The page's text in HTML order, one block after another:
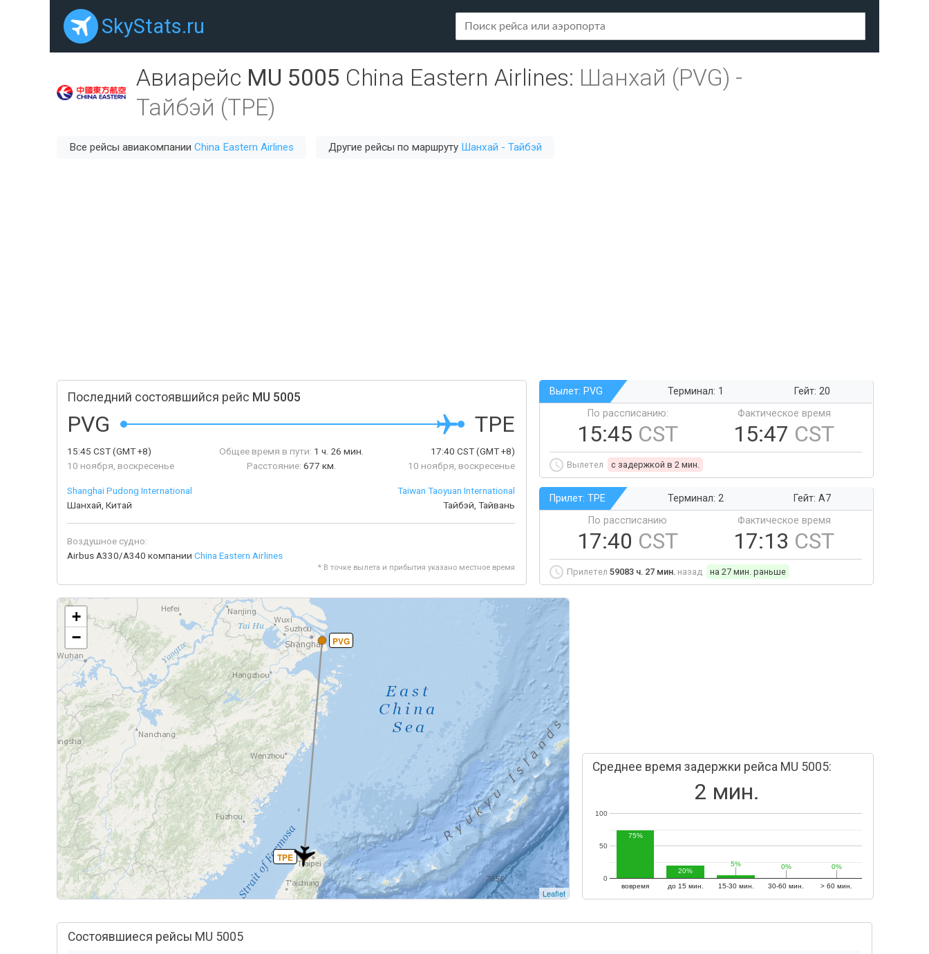
SkyStats.ru
Авиарейс MU 5005 China Eastern Airlines: Шанхай (PVG) -
Тайбэй (TPE)
Все рейсы авиакомпании China Eastern Airlines Другие рейсы по маршруту Шанхай - Тайбэй
Последний состоявшийся рейс MU 5005
PVG TPE
15:45 CST(GMT +8)
10 ноября, воскресенье
Общее время в пути: 1 ч. 26 мин.
Расстояние: 677 км.
17:40 CST(GMT +8)
10 ноября, воскресенье
Shanghai Pudong International
Шанхай, Китай
Taiwan Taoyuan International
Тайбэй, Тайвань
Воздушное судно:
Airbus A330/A340 компании China Eastern Airlines
* В точке вылета и прибытия указано местное время
Вылет: PVG Терминал: 1
Гейт: 20
По рассписанию:
15:45 CST
Фактическое время
15:47 CST
Вылетел c задержкой в 2 мин.
Прилет: TPE Терминал: 2
Гейт: A7
По рассписанию
17:40 CST
Фактическое время
17:13 CST
Прилетел 59083 ч. 27 мин. назад на 27 мин. раньше
PVG
TPE
+
−
Leaflet
Среднее время задержки рейса MU 5005:
2 мин.
вовремя до 15 мин. 15-30 мин. 30-60 мин. > 60 мин.
0
50
100
75%
20%
5%
5% 0%
0% 0%
0%
Состоявшиеся рейсы MU 5005